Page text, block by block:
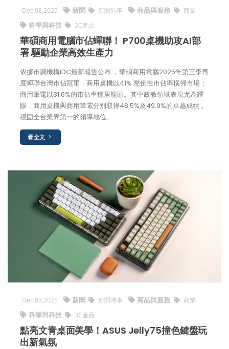
Dec 08,2025 新聞 新聞時事 商品與服務 商業
科學與科技 3C產品
華碩商用電腦市佔蟬聯！ P700桌機助攻AI部
署 驅動企業高效生產力
依據市調機構IDC最新報告公布 ，華碩商用電腦2025年第三季再
度蟬聯台灣市佔冠軍，商用桌機以41% 壓倒性市佔率橫掃市場；
商用筆電以31.6%的市佔率穩居龍頭。其中政教領域表現尤為耀
眼，商用桌機與商用筆電分別取得48.5%及49.9%的卓越成績，
穩固全台業界第一的領導地位。
看全文
Dec 03,2025 新聞 新聞時事 商品與服務 商業
科學與科技 3C產品
點亮文青桌面美學！ASUS Jelly75撞色鍵盤玩
出新氣氛